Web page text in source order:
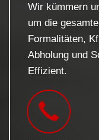
Wir kümmern
um die
Formalitäten,
Abholung und
Effizient.